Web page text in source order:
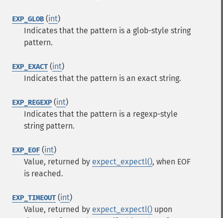
EXP_GLOB (int)
Indicates that the pattern is a glob-style string
pattern.
EXP_EXACT (int)
Indicates that the pattern is an exact string.
EXP_REGEXP (int)
Indicates that the pattern is a regexp-style
string pattern.
EXP_EOF (int)
Value, returned by expect_expectl(), when EOF
is reached.
EXP_TIMEOUT (int)
Value, returned by expect_expectl() upon